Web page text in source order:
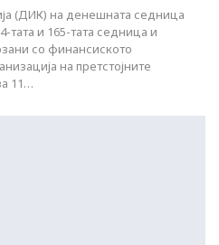
(ДИК) на денешната седница
тата и 165-тата седница и
со финансиското
на претстојните
11…